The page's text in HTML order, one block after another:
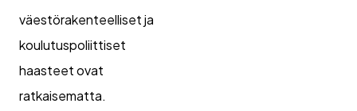
väestörakenteelliset ja
koulutuspoliittiset
haasteet ovat
ratkaisematta.